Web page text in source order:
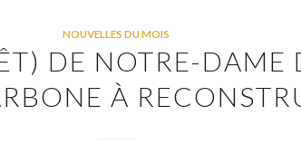
NOUVELLES DU MOIS
DE NOTRE-DAME
À